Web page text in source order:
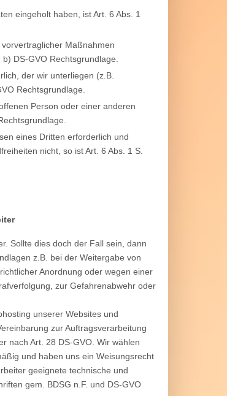
eingeholt haben, ist Art. 6 Abs. 1
Maßnahmen
DS-GVO Rechtsgrundlage.
der wir unterliegen (z.B.
Rechtsgrundlage.
Person oder einer anderen
eines Dritten erforderlich und
nicht, so ist Art. 6 Abs. 1 S.
Sollte dies doch der Fall sein, dann
z.B. bei der Weitergabe von
Anordnung oder wegen einer
zur Gefahrenabwehr oder
unserer Websites und
zur Auftragsverarbeitung
nach Art. 28 DS-GVO. Wir wählen
und haben uns ein Weisungsrecht
geeignete technische und
gem. BDSG n.F. und DS-GVO